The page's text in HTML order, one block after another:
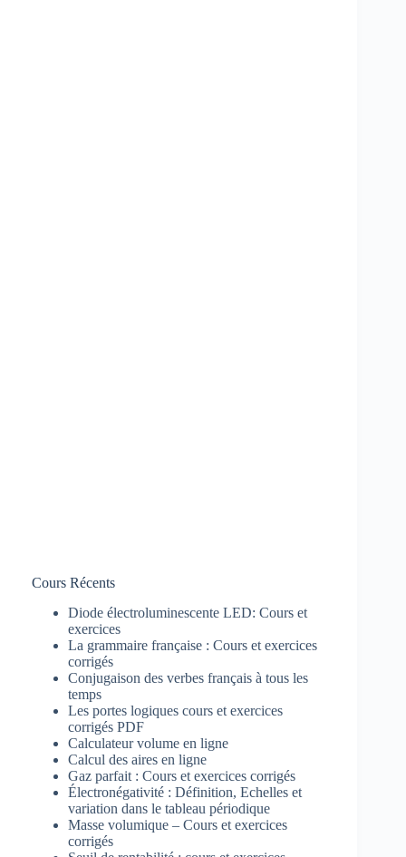
Cours Récents
Diode électroluminescente LED: Cours et
exercices
La grammaire française : Cours et exercices
corrigés
Conjugaison des verbes français à tous les
temps
Les portes logiques cours et exercices
corrigés PDF
Calculateur volume en ligne
Calcul des aires en ligne
Gaz parfait : Cours et exercices corrigés
Électronégativité : Définition, Echelles et
variation dans le tableau périodique
Masse volumique – Cours et exercices
corrigés